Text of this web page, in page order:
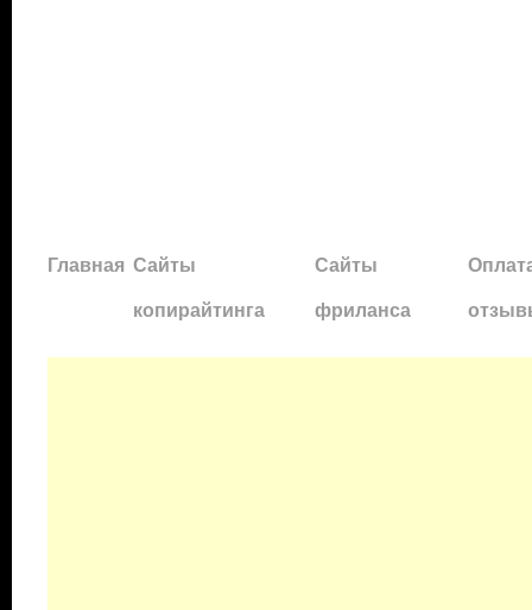
Главная Сайты
копирайтинга
Сайты
фриланса